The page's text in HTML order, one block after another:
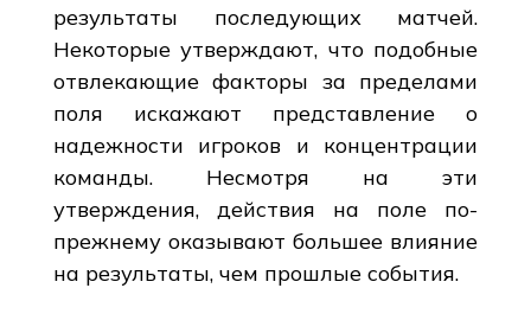
результаты последующих матчей.
Некоторые утверждают, что подобные
отвлекающие факторы за пределами
поля искажают представление о
надежности игроков и концентрации
команды. Несмотря на эти
утверждения, действия на поле по-
прежнему оказывают большее влияние
на результаты, чем прошлые события.